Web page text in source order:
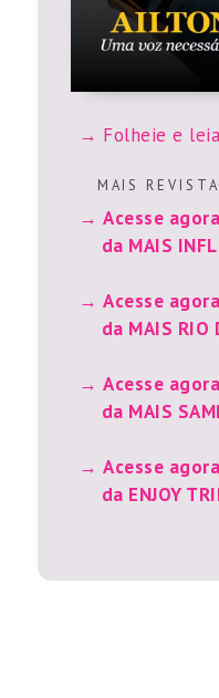
Folheie e
M A I S R E V I S T A
Acesse
da MAIS
Acesse
da MAIS RIO
Acesse
da MAIS
Acesse
da ENJOY